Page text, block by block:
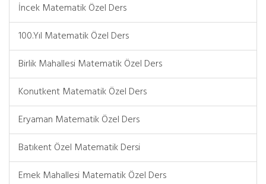
İncek Matematik Özel Ders
100.Yıl Matematik Özel Ders
Birlik Mahallesi Matematik Özel Ders
Konutkent Matematik Özel Ders
Eryaman Matematik Özel Ders
Batıkent Özel Matematik Dersi
Emek Mahallesi Matematik Özel Ders